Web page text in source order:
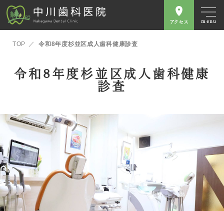
menu
アクセス
TOP 令和8年度杉並区成人歯科健康診査
令和8年度杉並区成人歯科健康
診査